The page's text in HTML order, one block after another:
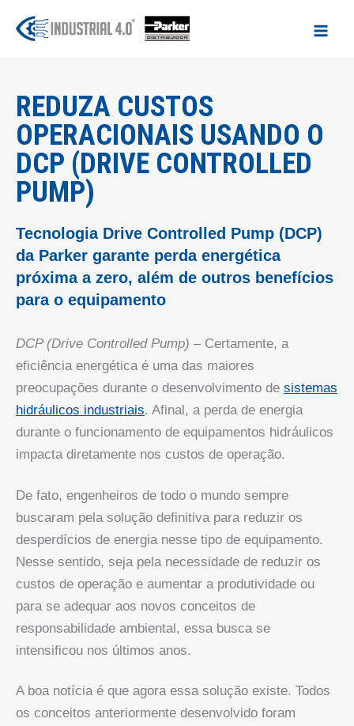
para
REDUZA CUSTOS
OPERACIONAIS USANDO O
DCP (DRIVE CONTROLLED
PUMP)
Tecnologia Drive Controlled Pump (DCP)
da Parker garante perda energética
próxima a zero, além de outros benefícios
para o equipamento
DCP (Drive Controlled Pump) –Certamente, a
eficiência energética é uma das maiores
preocupações durante o desenvolvimento de sistemas
hidráulicos industriais. Afinal, a perda de energia
durante o funcionamento de equipamentos hidráulicos
impacta diretamente nos custos de operação.
De fato, engenheiros de todo o mundo sempre
buscaram pela solução definitiva para reduzir os
desperdícios de energia nesse tipo de equipamento.
Nesse sentido, seja pela necessidade de reduzir os
custos de operação e aumentar a produtividade ou
para se adequar aos novos conceitos de
responsabilidade ambiental, essa busca se
intensificou nos últimos anos.
A boa notícia é que agora essa solução existe. Todos
os conceitos anteriormente desenvolvido foram